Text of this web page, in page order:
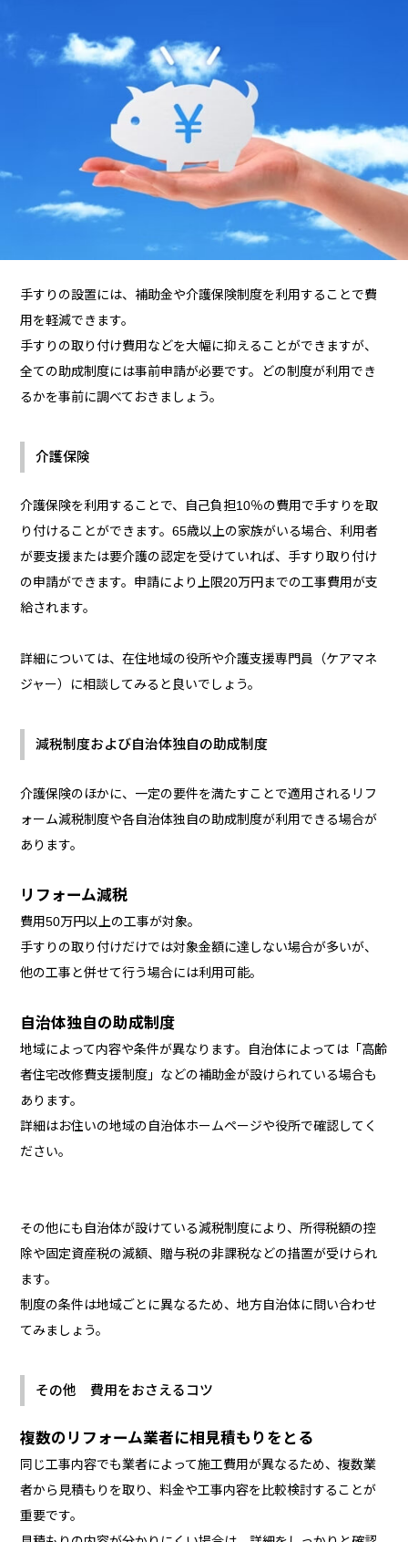
手すりの設置には、補助金や介護保険制度を利用することで費
用を軽減できます。
手すりの取り付け費用などを大幅に抑えることができますが、
全ての助成制度には事前申請が必要です。どの制度が利用でき
るかを事前に調べておきましょう。
介護保険
介護保険を利用することで、自己負担10％の費用で手すりを取
り付けることができます。65歳以上の家族がいる場合、利用者
が要支援または要介護の認定を受けていれば、手すり取り付け
の申請ができます。申請により上限20万円までの工事費用が支
給されます。
詳細については、在住地域の役所や介護支援専門員（ケアマネ
ジャー）に相談してみると良いでしょう。
減税制度および自治体独自の助成制度
介護保険のほかに、一定の要件を満たすことで適用されるリフ
ォーム減税制度や各自治体独自の助成制度が利用できる場合が
あります。
リフォーム減税
費用50万円以上の工事が対象。
手すりの取り付けだけでは対象金額に達しない場合が多いが、
他の工事と併せて行う場合には利用可能。
自治体独自の助成制度
地域によって内容や条件が異なります。自治体によっては「高齢
者住宅改修費支援制度」などの補助金が設けられている場合も
あります。
詳細はお住いの地域の自治体ホームページや役所で確認してく
ださい。
その他にも自治体が設けている減税制度により、所得税額の控
除や固定資産税の減額、贈与税の非課税などの措置が受けられ
ます。
制度の条件は地域ごとに異なるため、地方自治体に問い合わせ
てみましょう。
その他 費用をおさえるコツ
複数のリフォーム業者に相見積もりをとる
同じ工事内容でも業者によって施工費用が異なるため、複数業
者から見積もりを取り、料金や工事内容を比較検討することが
重要です。